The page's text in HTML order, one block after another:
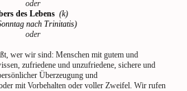
oder
des Lebens (k)
nach Trinitatis)
oder
wer wir sind: Menschen mit gutem und
zufriedene und unzufriedene, sichere und
Überzeugung und
mit Vorbehalten oder voller Zweifel. Wir rufen